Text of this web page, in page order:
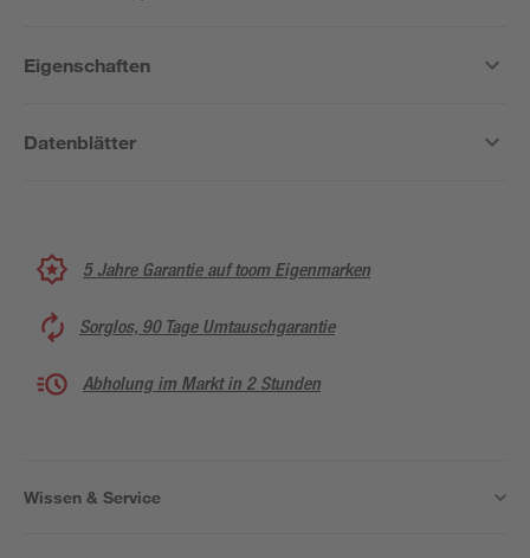
Eigenschaften
Datenblätter
5 Jahre Garantie auf toom Eigenmarken
Sorglos, 90 Tage Umtauschgarantie
Abholung im Markt in 2 Stunden
Wissen & Service